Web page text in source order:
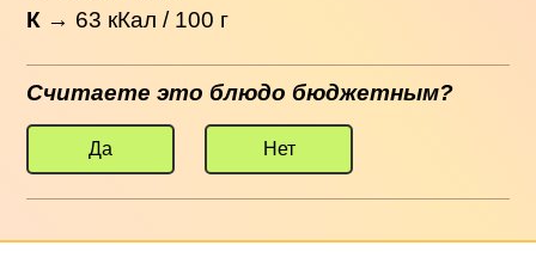
К → 63 кКал / 100 г
Считаете это блюдо бюджетным?
Да Нет